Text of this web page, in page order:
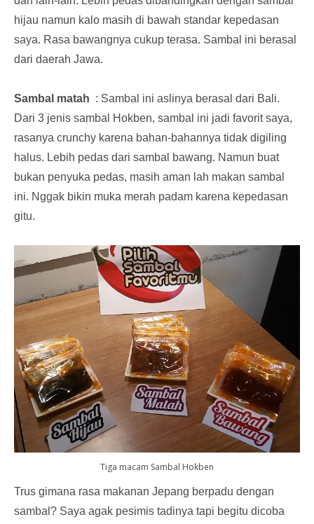
hijau namun kalo masih di bawah standar kepedasan
saya. Rasa bawangnya cukup terasa. Sambal ini berasal
dari daerah Jawa.
Sambal matah : Sambal ini aslinya berasal dari Bali.
Dari 3 jenis sambal Hokben, sambal ini jadi favorit saya,
rasanya crunchy karena bahan-bahannya tidak digiling
halus. Lebih pedas dari sambal bawang. Namun buat
bukan penyuka pedas, masih aman lah makan sambal
ini. Nggak bikin muka merah padam karena kepedasan
gitu.
Tiga macam Sambal Hokben
Trus gimana rasa makanan Jepang berpadu dengan
sambal? Saya agak pesimis tadinya tapi begitu dicoba